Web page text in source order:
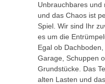
Unbrauchbares und
und das Chaos ist
Spiel. Wir sind Ihr
es um die
Egal ob Dachboden,
Garage, Schuppen
Grundstücke. Das
alten Lasten und